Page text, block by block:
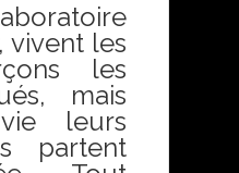
vivent les
les
mais
leurs
partent